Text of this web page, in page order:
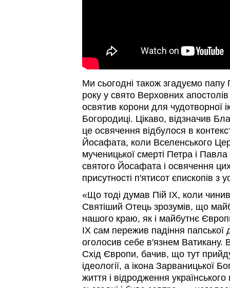
Ми сьогодні також згадуємо папу
року у свято Верховних
освятив корони для чудотворної
Богородиці. Цікаво, відзначив
це освячення відбулося в
Йосафата, коли Вселенського
мученицької смерті Петра і
святого Йосафата і освячення
присутності п'ятисот єпископів з
«Що тоді думав Пій ІХ, коли
Святіший Отець зрозумів, що
нашого краю, як і майбутнє
ІХ сам пережив падіння папської
оголосив себе в'язнем Ватикану.
Схід Європи, бачив, що тут
ідеології, а ікона Зарваницької
життя і відродження